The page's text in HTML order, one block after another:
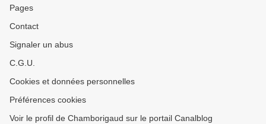
Pages
Contact
Signaler un abus
C.G.U.
Cookies et données personnelles
Préférences cookies
Voir le profil de Chamborigaud sur le portail Canalblog